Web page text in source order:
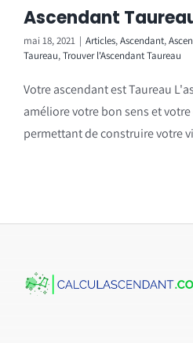
Ascendant
mai 18, 2021 | Articles,Ascendant,
Taureau,Trouver l'Ascendant Taureau
Votre ascendant est Taureau
améliore votre bon sens et
permettant de construire votre